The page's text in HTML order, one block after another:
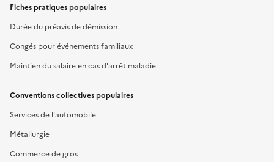
Fiches pratiques populaires
Durée du préavis de démission
Congés pour événements familiaux
Maintien du salaire en cas d'arrêt maladie
Conventions collectives populaires
Services de l'automobile
Métallurgie
Commerce de gros